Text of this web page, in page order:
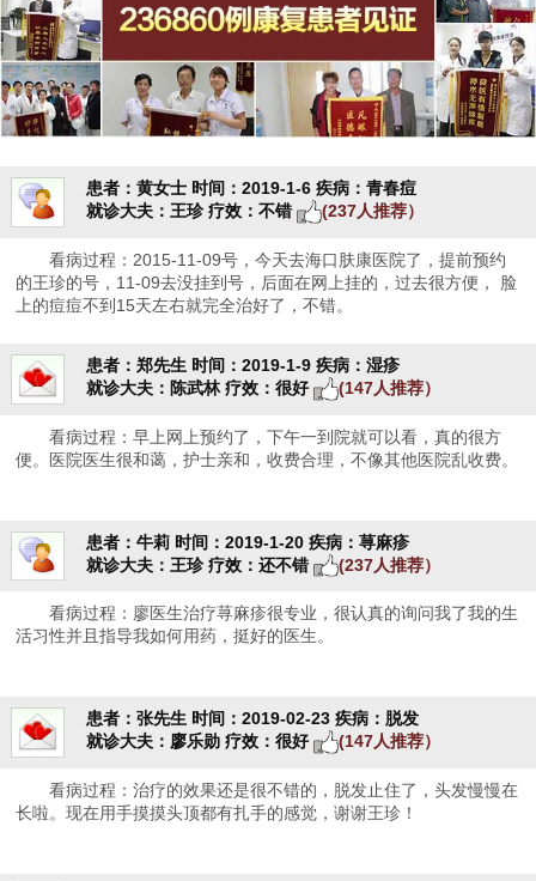
患者：黄女士 时间：2019-1-6 疾病：青春痘
就诊大夫：王珍 疗效：不错 (237人推荐）
看病过程：2015-11-09号，今天去海口肤康医院了，提前预约
的王珍的号，11-09去没挂到号，后面在网上挂的，过去很方便， 脸
上的痘痘不到15天左右就完全治好了，不错。
患者：郑先生 时间：2019-1-9 疾病：湿疹
就诊大夫：陈武林 疗效：很好 (147人推荐）
看病过程：早上网上预约了，下午一到院就可以看，真的很方
便。医院医生很和蔼，护士亲和，收费合理，不像其他医院乱收费。
患者：牛莉 时间：2019-1-20 疾病：荨麻疹
就诊大夫：王珍 疗效：还不错 (237人推荐）
看病过程：廖医生治疗荨麻疹很专业，很认真的询问我了我的生
活习性并且指导我如何用药，挺好的医生。
患者：张先生 时间：2019-02-23 疾病：脱发
就诊大夫：廖乐勋 疗效：很好 (147人推荐）
看病过程：治疗的效果还是很不错的，脱发止住了，头发慢慢在
长啦。现在用手摸摸头顶都有扎手的感觉，谢谢王珍！